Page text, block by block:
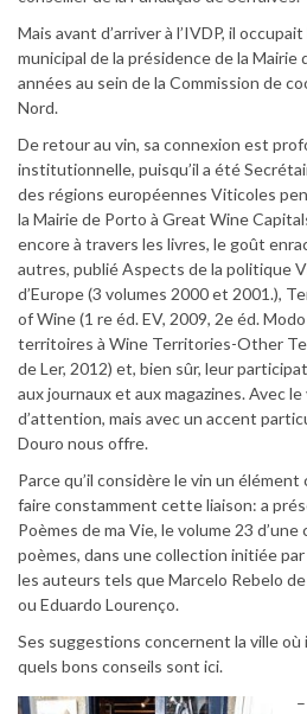
Mais avant d’arriver à l’IVDP, il
municipal de la présidence de la
années au sein de la Commission de
Nord.
De retour au vin, sa connexion est
institutionnelle, puisqu’il a été
des régions européennes Viticoles
la Mairie de Porto à Great Wine
encore à travers les livres, le goût
autres, publié Aspects de la politique
d’Europe (3 volumes 2000 et 2001.),
of Wine (1 re éd. EV, 2009, 2e éd.
territoires à Wine Territories-Other
de Ler, 2012) et, bien sûr, leur
aux journaux et aux magazines. Avec
d’attention, mais avec un accent
Douro nous offre.
Parce qu’il considère le vin un élément
faire constamment cette liaison: a
Poèmes de ma Vie, le volume 23
poèmes, dans une collection initiée
les auteurs tels que Marcelo Rebelo
ou Eduardo Lourenço.
Ses suggestions concernent la ville
quels bons conseils sont ici.
–